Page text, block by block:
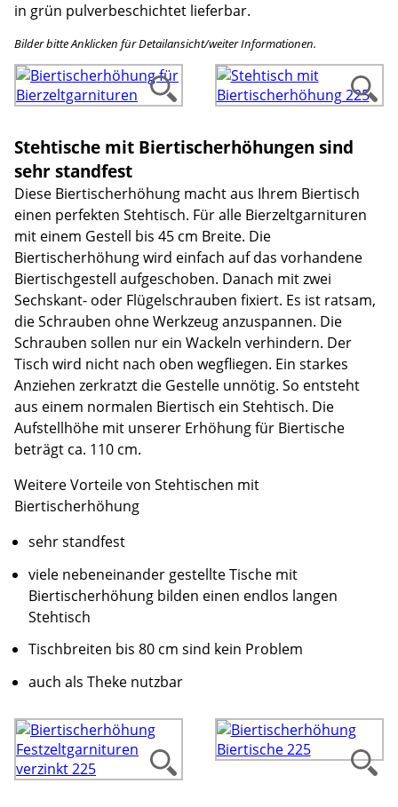
in grün pulverbeschichtet lieferbar.
Bilder bitte Anklicken für Detailansicht/weiter Informationen.
Stehtische mit Biertischerhöhungen sind
sehr standfest
Diese Biertischerhöhung macht aus Ihrem Biertisch
einen perfekten Stehtisch. Für alle Bierzeltgarnituren
mit einem Gestell bis 45 cm Breite. Die
Biertischerhöhung wird einfach auf das vorhandene
Biertischgestell aufgeschoben. Danach mit zwei
Sechskant- oder Flügelschrauben fixiert. Es ist ratsam,
die Schrauben ohne Werkzeug anzuspannen. Die
Schrauben sollen nur ein Wackeln verhindern. Der
Tisch wird nicht nach oben wegfliegen. Ein starkes
Anziehen zerkratzt die Gestelle unnötig. So entsteht
aus einem normalen Biertisch ein Stehtisch. Die
Aufstellhöhe mit unserer Erhöhung für Biertische
beträgt ca. 110 cm.
Weitere Vorteile von Stehtischen mit
Biertischerhöhung
sehr standfest
viele nebeneinander gestellte Tische mit
Biertischerhöhung bilden einen endlos langen
Stehtisch
Tischbreiten bis 80 cm sind kein Problem
auch als Theke nutzbar